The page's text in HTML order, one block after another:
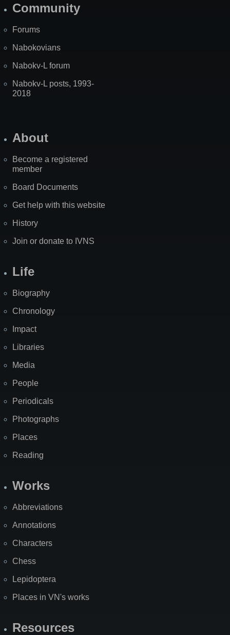
Community
Forums
Nabokovians
Nabokv-L forum
Nabokv-L posts, 1993-
2018
About
Become a registered
member
Board Documents
Get help with this website
History
Join or donate to IVNS
Life
Biography
Chronology
Impact
Libraries
Media
People
Periodicals
Photographs
Places
Reading
Works
Abbreviations
Annotations
Characters
Chess
Lepidoptera
Places in VN's works
Resources